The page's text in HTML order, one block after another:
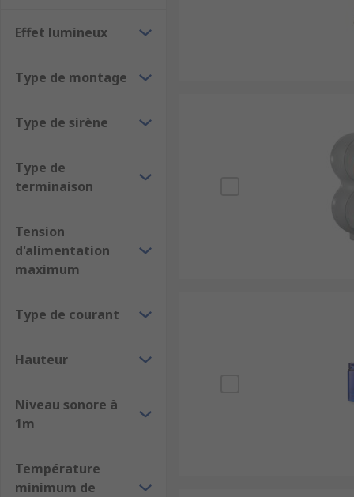
RS, votre partenaire en
Deprix compétitifs
à votre écoute
D’une commande simple et rapide, avec ajout
Effet lumineux
Type de montage
Type de sirène
Type de
terminaison
Tension
d'alimentation
maximum
Type de courant
Hauteur
Niveau sonore à
1m
Température
minimum de